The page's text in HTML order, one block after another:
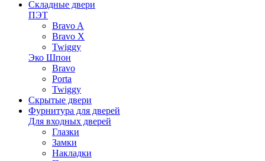
Складные двери
ПЭТ
Bravo A
Bravo X
Twiggy
Эко Шпон
Bravo
Porta
Twiggy
Скрытые двери
Фурнитура для дверей
Для входных дверей
Глазки
Замки
Накладки